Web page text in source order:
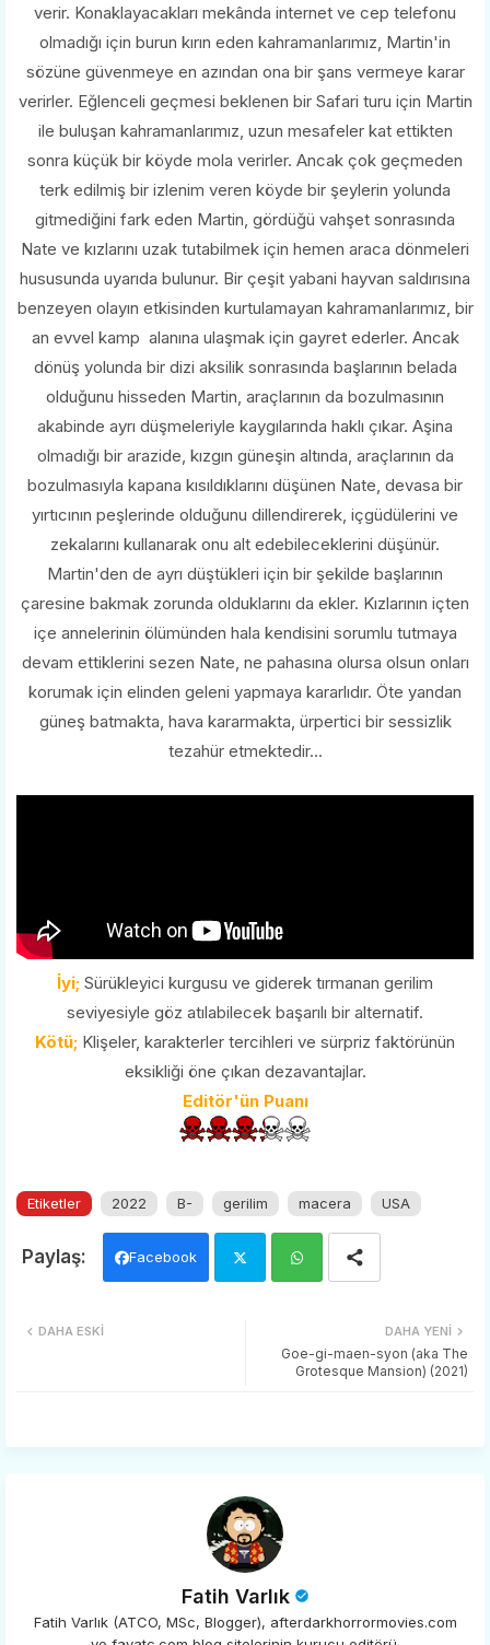
verir. Konaklayacakları mekânda internet ve cep telefonu
olmadığı için burun kırın eden kahramanlarımız, Martin'in
sözüne güvenmeye en azından ona bir şans vermeye karar
verirler. Eğlenceli geçmesi beklenen bir Safari turu için Martin
ile buluşan kahramanlarımız, uzun mesafeler kat ettikten
sonra küçük bir köyde mola verirler. Ancak çok geçmeden
terk edilmiş bir izlenim veren köyde bir şeylerin yolunda
gitmediğini fark eden Martin, gördüğü vahşet sonrasında
Nate ve kızlarını uzak tutabilmek için hemen araca dönmeleri
hususunda uyarıda bulunur. Bir çeşit yabani hayvan saldırısına
benzeyen olayın etkisinden kurtulamayan kahramanlarımız, bir
an evvel kamp alanına ulaşmak için gayret ederler. Ancak
dönüş yolunda bir dizi aksilik sonrasında başlarının belada
olduğunu hisseden Martin, araçlarının da bozulmasının
akabinde ayrı düşmeleriyle kaygılarında haklı çıkar. Aşina
olmadığı bir arazide, kızgın güneşin altında, araçlarının da
bozulmasıyla kapana kısıldıklarını düşünen Nate, devasa bir
yırtıcının peşlerinde olduğunu dillendirerek, içgüdülerini ve
zekalarını kullanarak onu alt edebileceklerini düşünür.
Martin'den de ayrı düştükleri için bir şekilde başlarının
çaresine bakmak zorunda olduklarını da ekler. Kızlarının içten
içe annelerinin ölümünden hala kendisini sorumlu tutmaya
devam ettiklerini sezen Nate, ne pahasına olursa olsun onları
korumak için elinden geleni yapmaya kararlıdır. Öte yandan
güneş batmakta, hava kararmakta, ürpertici bir sessizlik
tezahür etmektedir...
İyi; Sürükleyici kurgusu ve giderek tırmanan gerilim
seviyesiyle göz atılabilecek başarılı bir alternatif.
Kötü; Klişeler, karakterler tercihleri ve sürpriz faktörünün
eksikliği öne çıkan dezavantajlar.
Editör'ün Puanı
Etiketler 2022 B- gerilim macera USA
Facebook
ats
DAHA YENI
Goe-gi-maen-syon (aka The
Grotesque Mansion) (2021)
DAHA ESKI
Fatih Varlık
Fatih Varlık (ATCO, MSc, Blogger), afterdarkhorrormovies.com